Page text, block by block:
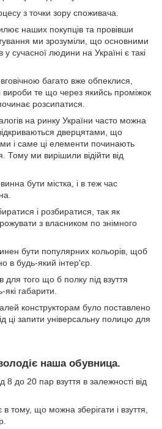
з точки зору споживача.
наших покупців та провівши
ми зрозуміли, що основними
сучасної людини на Україні є такі
багато вже обпеклися,
вироби те що через якийсь проміжок
розсипатися.
на ринку України часто можна
дверцятами, що
і саме ці елементи починають
ми вирішили відійти від
бути містка, і в теж час
і розбиратися, так як
з власником по знімного
бути популярних кольорів, щоб
в будь-який інтер'єр.
для того що б полку під взуття
габарити.
конструкторам було поставлено
ці запити універсальну полицю для
наша обувница.
8 до 20 пар взуття в залежності від
в тому, що можна зберігати і взуття,